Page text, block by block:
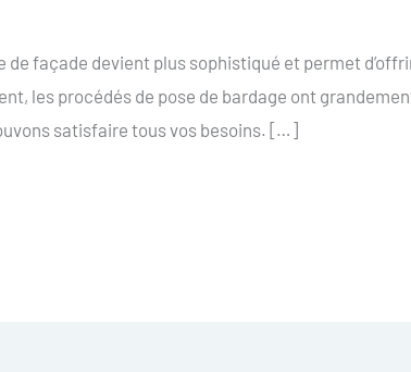
de façade devient plus sophistiqué et permet
les procédés de pose de bardage ont
satisfaire tous vos besoins. […]